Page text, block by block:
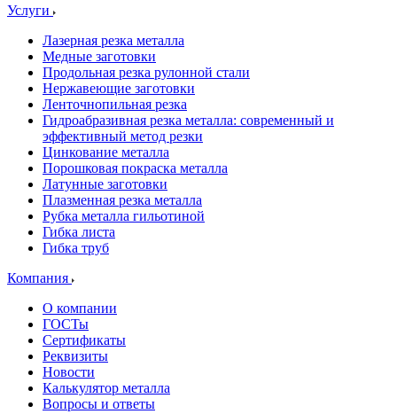
Услуги
Лазерная резка металла
Медные заготовки
Продольная резка рулонной стали
Нержавеющие заготовки
Ленточнопильная резка
Гидроабразивная резка металла: современный и
эффективный метод резки
Цинкование металла
Порошковая покраска металла
Латунные заготовки
Плазменная резка металла
Рубка металла гильотиной
Гибка листа
Гибка труб
Компания
О компании
ГОСТы
Сертификаты
Реквизиты
Новости
Калькулятор металла
Вопросы и ответы